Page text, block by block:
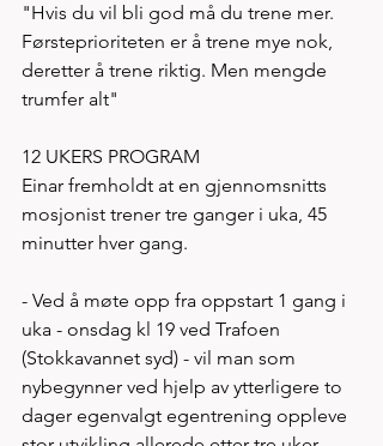
"Hvis du vil bli god må du trene mer.
Førsteprioriteten er å trene mye nok,
deretter å trene riktig. Men mengde
trumfer alt"
12 UKERS PROGRAM
Einar fremholdt at en gjennomsnitts
mosjonist trener tre ganger i uka, 45
minutter hver gang.
- Ved å møte opp fra oppstart 1 gang i
uka - onsdag kl 19 ved Trafoen
(Stokkavannet syd) - vil man som
nybegynner ved hjelp av ytterligere to
dager egenvalgt egentrening oppleve